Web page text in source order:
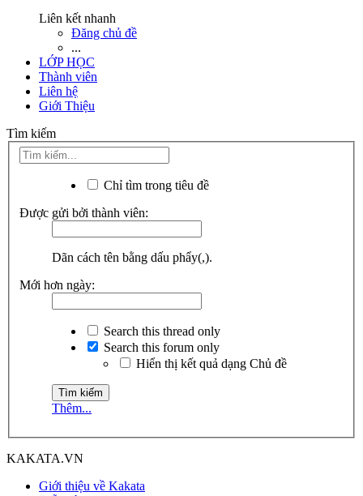
Liên kết nhanh
Đăng chủ đề
...
LỚP HỌC
Thành viên
Liên hệ
Giới Thiệu
Tìm kiếm
Chỉ tìm trong tiêu đề
Được gửi bởi thành viên:
Dãn cách tên bằng dấu phẩy(,).
Mới hơn ngày:
Search this thread only
Search this forum only
Hiển thị kết quả dạng Chủ đề
Thêm...
KAKATA.VN
Giới thiệu về Kakata